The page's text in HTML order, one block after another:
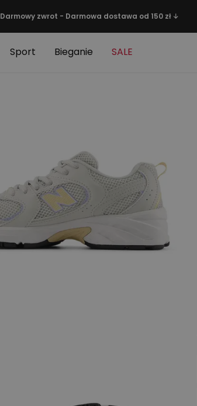
Darmowy zwrot - Darmowa dostawa od 150 zł ↓
Sport Bieganie SALE